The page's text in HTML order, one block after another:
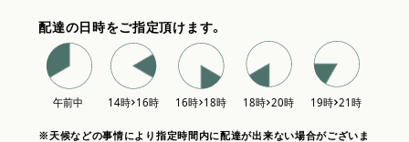
配達の日時をご指定頂けます。
※天候などの事情により指定時間内に配達が出来ない場合がございま